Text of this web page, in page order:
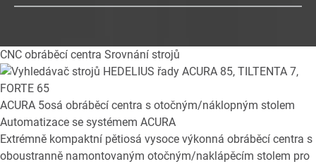
CNC obráběcí centra Srovnání strojů
ACURA 5osá obráběcí centra s otočným/náklopným stolem
Automatizace se systémem ACURA
Extrémně kompaktní pětiosá vysoce výkonná obráběcí centra s
oboustranně namontovaným otočným/naklápěcím stolem pro